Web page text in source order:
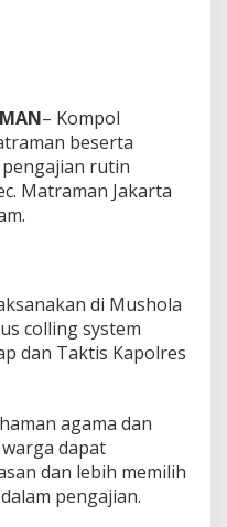
– Kompol
beserta
rutin
Matraman Jakarta
di Mushola
colling system
dan Taktis Kapolres
agama dan
dapat
dan lebih memilih
pengajian.